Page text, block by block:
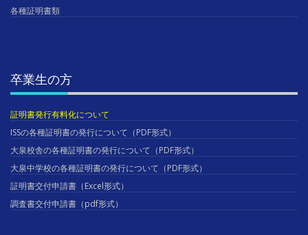
各種証明書類
卒業生の方
証明書発行有料化について
ISSの各種証明書の発行について（PDF形式）
大泉校舎の各種証明書の発行について（PDF形式）
大泉中学校の各種証明書の発行について（PDF形式）
証明書交付申請書（Excel形式）
調査書交付申請書（pdf形式）